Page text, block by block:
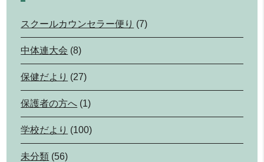
スクールカウンセラー便り (7)
中体連大会 (8)
保健だより (27)
保護者の方へ (1)
学校だより (100)
未分類 (56)